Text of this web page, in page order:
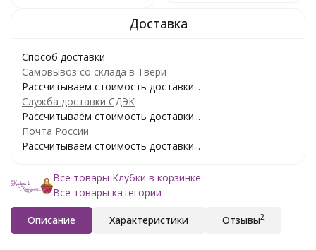
Способ доставки
Самовывоз со склада в Твери
Рассчитываем стоимость доставки...
Служба доставки СДЭК
Рассчитываем стоимость доставки...
Почта России
Рассчитываем стоимость доставки...
Все товары Клубки в корзинке
Все товары категории
Описание Характеристики Отзывы2